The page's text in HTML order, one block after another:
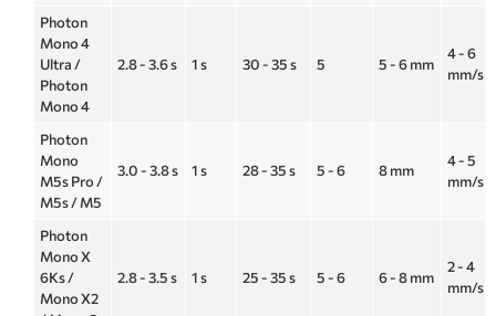
Photon
Mono 4
Ultra /
Photon
Mono 4
2.8 - 3.6 s 1 s 30 - 35 s 5 5 - 6 mm
4 - 6
mm/s
Photon
Mono
M5s Pro /
M5s / M5
3.0 - 3.8 s 1 s 28 - 35 s 5 - 6 8 mm
4 - 5
mm/s
Photon
Mono X
6Ks /
Mono X2
2.8 - 3.5 s 1 s 25 - 35 s 5 - 6 6 - 8 mm
2 - 4
mm/s